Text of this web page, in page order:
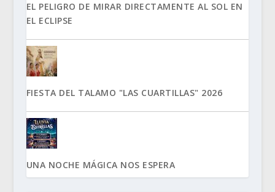
EL PELIGRO DE MIRAR DIRECTAMENTE AL SOL EN
EL ECLIPSE
FIESTA DEL TALAMO "LAS CUARTILLAS" 2026
UNA NOCHE MÁGICA NOS ESPERA